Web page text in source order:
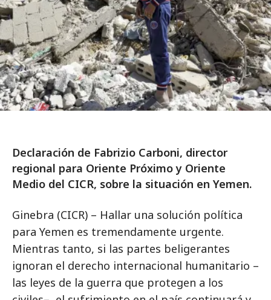
Declaración de Fabrizio Carboni, director
regional para Oriente Próximo y Oriente
Medio del CICR, sobre la situación en Yemen.
Ginebra (CICR) – Hallar una solución política
para Yemen es tremendamente urgente.
Mientras tanto, si las partes beligerantes
ignoran el derecho internacional humanitario –
las leyes de la guerra que protegen a los